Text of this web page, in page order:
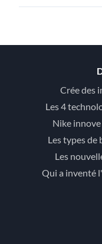
Crée des
Les 4
Nike
Les types de
Les
Qui a inventé